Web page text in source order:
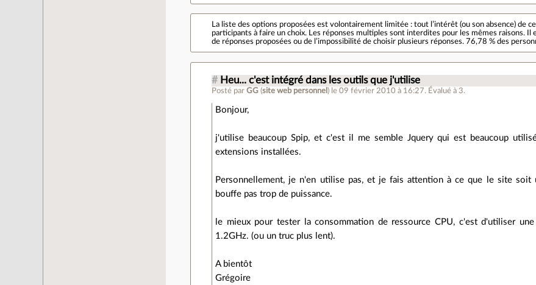
La liste des options proposées est volontairement limitée : tout l’intérêt (ou son absence) de
participants à faire un choix. Les réponses multiples sont interdites pour les mêmes raisons.
de réponses proposées ou de l’impossibilité de choisir plusieurs réponses. 76,78 % des
# Heu... c'est intégré dans les outils que j'utilise
Posté parGG (site web personnel ) le 09 février 2010 à 16:27. Évalué à 3.
Bonjour,
j'utilise beaucoup Spip, et c'est il me semble Jquery qui est beaucoup
extensions installées.
Personnellement, je n'en utilise pas, et je fais attention à ce que le site soit
bouffe pas trop de puissance.
le mieux pour tester la consommation de ressource CPU, c'est d'utiliser
1.2GHz. (ou un truc plus lent).
A bientôt
Grégoire